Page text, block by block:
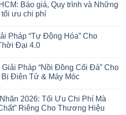
Báo giá, Quy trình và Những
ưu chi phí
Pháp “Tự Động Hóa” Cho
Đại 4.0
Giải Pháp “Nồi Đồng Cối Đá” Cho
Bị Điện Tử & Máy Móc
2026: Tối Ưu Chi Phí Mà
Riêng Cho Thương Hiệu